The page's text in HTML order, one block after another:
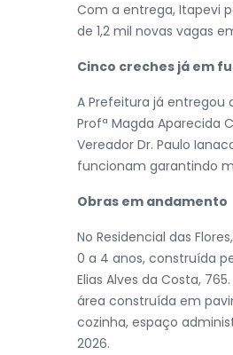
Com a entrega, Itapevi
de 1,2 mil novas vagas
Cinco creches já em
A Prefeitura já entregou
Profª Magda Aparecida
Vereador Dr. Paulo
funcionam garantindo
Obras em andamento
No Residencial das
0 a 4 anos, construída
Elias Alves da Costa,
área construída em
cozinha, espaço
2026.